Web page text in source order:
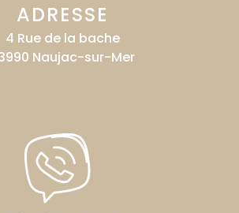
ADRESSE
4 Rue de la bache
Naujac-sur-Mer